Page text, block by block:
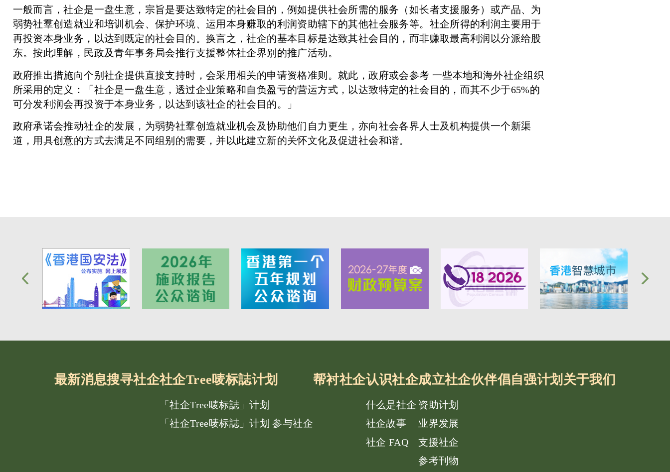
一般而言，社企是一盘生意，宗旨是要达致特定的社会目的，例如提供社会所需的服务（如长者支援服务）或产品、为
弱势社羣创造就业和培训机会、保护环境、运用本身赚取的利润资助辖下的其他社会服务等。社企所得的利润主要用于
再投资本身业务，以达到既定的社会目的。换言之，社企的基本目标是达致其社会目的，而非赚取最高利润以分派给股
东。按此理解，民政及青年事务局会推行支援整体社企界别的推广活动。
政府推出措施向个别社企提供直接支持时，会采用相关的申请资格准则。就此，政府或会参考 一些本地和海外社企组织
所采用的定义：「社企是一盘生意，透过企业策略和自负盈亏的营运方式，以达致特定的社会目的，而其不少于65%的
可分发利润会再投资于本身业务，以达到该社企的社会目的。」
政府承诺会推动社企的发展，为弱势社羣创造就业机会及协助他们自力更生，亦向社会各界人士及机构提供一个新渠
道，用具创意的方式去满足不同组别的需要，并以此建立新的关怀文化及促进社会和谐。
最新消息搜寻社企社企Tree唛标誌计划
「社企Tree唛标誌」计划
「社企Tree唛标誌」计划 参与社企
帮衬社企认识社企
什么是社企
社企故事
社企 FAQ
成立社企
资助计划
业界发展
支援社企
参考刊物
伙伴倡自强计划 关于我们